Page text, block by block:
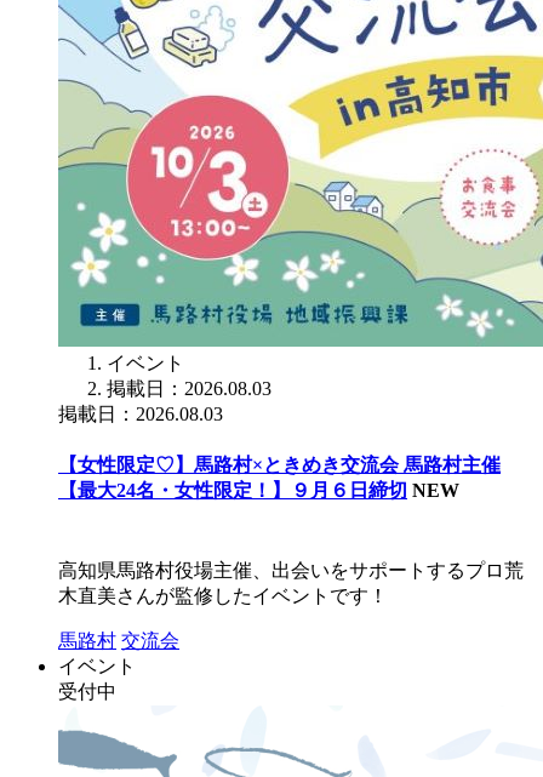
イベント
掲載日：2026.08.03
掲載日：2026.08.03
【女性限定♡】馬路村×ときめき交流会 馬路村主催
【最大24名・女性限定！】９月６日締切 NEW
高知県馬路村役場主催、出会いをサポートするプロ荒
木直美さんが監修したイベントです！
馬路村 交流会
イベント
受付中